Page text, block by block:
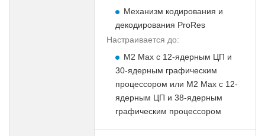
Механизм кодирования и
декодирования ProRes
Настраивается до:
M2 Max с 12-ядерным ЦП и
30-ядерным графическим
процессором или M2 Max с 12-
ядерным ЦП и 38-ядерным
графическим процессором